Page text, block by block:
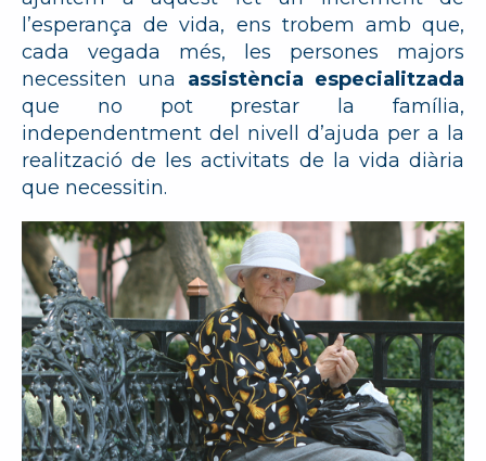
l’esperança de vida, ens trobem amb que,
cada vegada més, les persones majors
necessiten una assistència especialitzada
que no pot prestar la família,
independentment del nivell d’ajuda per a la
realització de les activitats de la vida diària
que necessitin.